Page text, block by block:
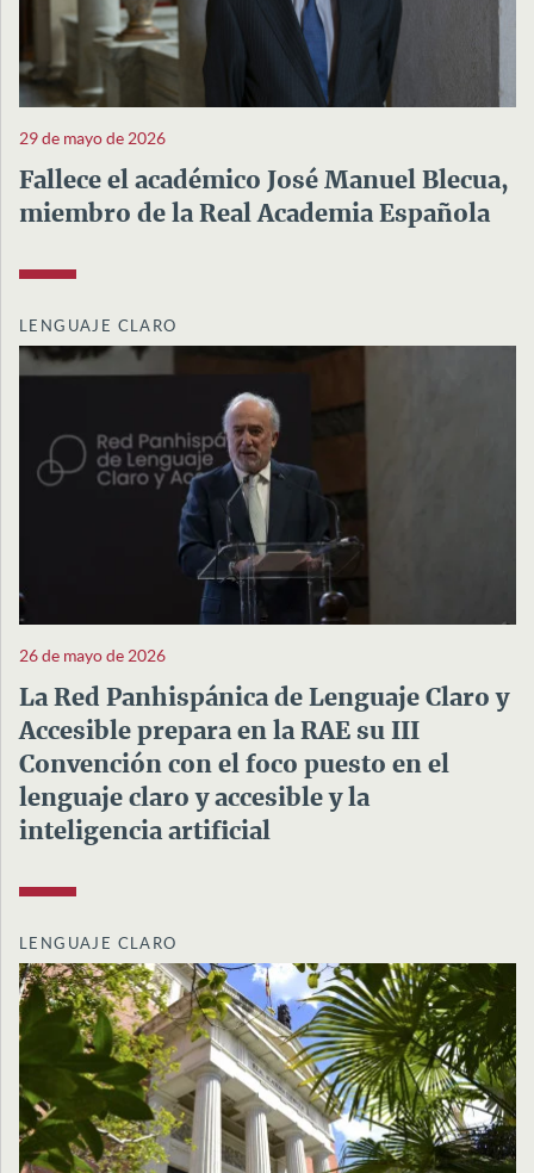
29 de mayo de 2026
Fallece el académico José Manuel Blecua,
miembro de la Real Academia Española
LENGUAJE CLARO
26 de mayo de 2026
La Red Panhispánica de Lenguaje Claro y
Accesible prepara en la RAE su III
Convención con el foco puesto en el
lenguaje claro y accesible y la
inteligencia artificial
LENGUAJE CLARO